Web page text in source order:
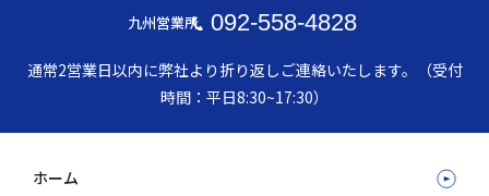
九州営業所 092-558-4828
通常2営業日以内に弊社より折り返しご連絡いたします。（受付
時間：平日8:30~17:30）
ホーム